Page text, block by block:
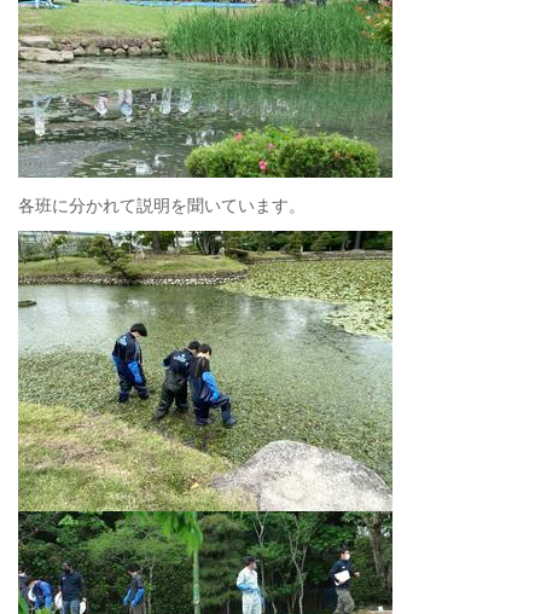
各班に分かれて説明を聞いています。